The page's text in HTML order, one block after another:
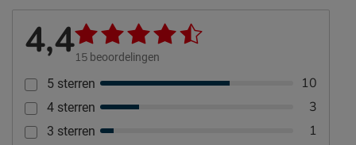
4,415 beoordelingen
5 sterren 10
4 sterren 3
3 sterren 1